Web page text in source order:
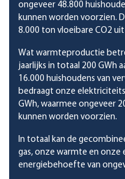
ongeveer 48.800
kunnen worden voorzien.
8.000 ton vloeibare CO2 uit
Wat warmteproductie
jaarlijks in totaal 200 GWh
16.000 huishoudens van
bedraagt onze
GWh, waarmee ongeveer
kunnen worden voorzien.
In totaal kan de
gas, onze warmte en onze
energiebehoefte van